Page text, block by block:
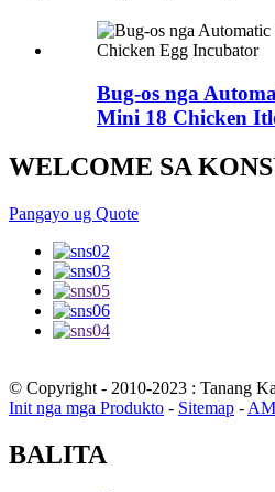
Bug-os nga
Mini 18 Chicken
WELCOME SA
Pangayo ug Quote
© Copyright - 2010-2023 : Tanang
Init nga mga Produkto - Sitemap -
BALITA